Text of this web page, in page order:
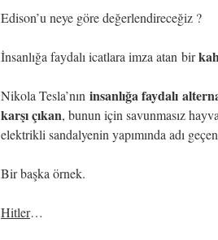
Edison’u neye göre değerlendireceğiz ?
İnsanlığa faydalı icatlara imza atan bir
Nikola Tesla’nın insanlığa faydalı
karşı çıkan, bunun için savunmasız
elektrikli sandalyenin yapımında adı
Bir başka örnek.
Hitler…